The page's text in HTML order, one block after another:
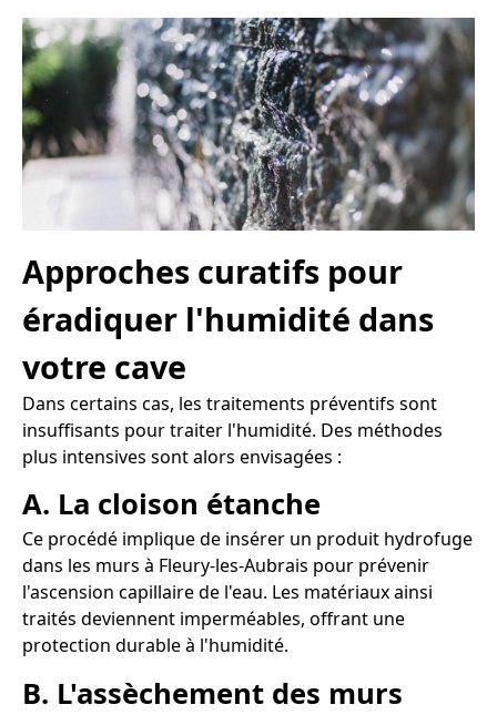
Approches curatifs pour
éradiquer l'humidité dans
votre cave
Dans certains cas, les traitements préventifs sont
insuffisants pour traiter l'humidité. Des méthodes
plus intensives sont alors envisagées :
A. La cloison étanche
Ce procédé implique de insérer un produit hydrofuge
dans les murs à Fleury-les-Aubrais pour prévenir
l'ascension capillaire de l'eau. Les matériaux ainsi
traités deviennent imperméables, offrant une
protection durable à l'humidité.
B. L'assèchement des murs